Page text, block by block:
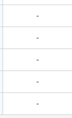
-
-
-
-
-